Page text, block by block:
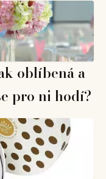
oblíbená a
pro ni hodí?